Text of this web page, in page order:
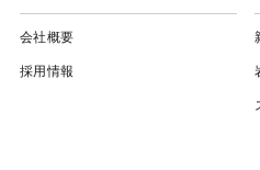
会社概要
採用情報